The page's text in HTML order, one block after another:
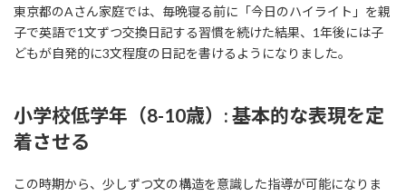
東京都のAさん家庭では、毎晩寝る前に「今日のハイライト」を親
子で英語で1文ずつ交換日記する習慣を続けた結果、1年後には子
どもが自発的に3文程度の日記を書けるようになりました。
小学校低学年（8-10歳）: 基本的な表現を定
着させる
この時期から、少しずつ文の構造を意識した指導が可能になりま